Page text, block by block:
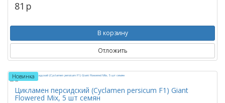
81 p
В корзину
Отложить
Новинка
Цикламен персидский (Cyclamen persicum F1) Giant
Flowered Mix, 5 шт семян